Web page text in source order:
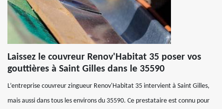
Laissez le couvreur Renov'Habitat 35 poser vos
gouttières à Saint Gilles dans le 35590
L’entreprise couvreur zingueur Renov'Habitat 35 intervient à Saint Gilles,
mais aussi dans tous les environs du 35590. Ce prestataire est connu pour